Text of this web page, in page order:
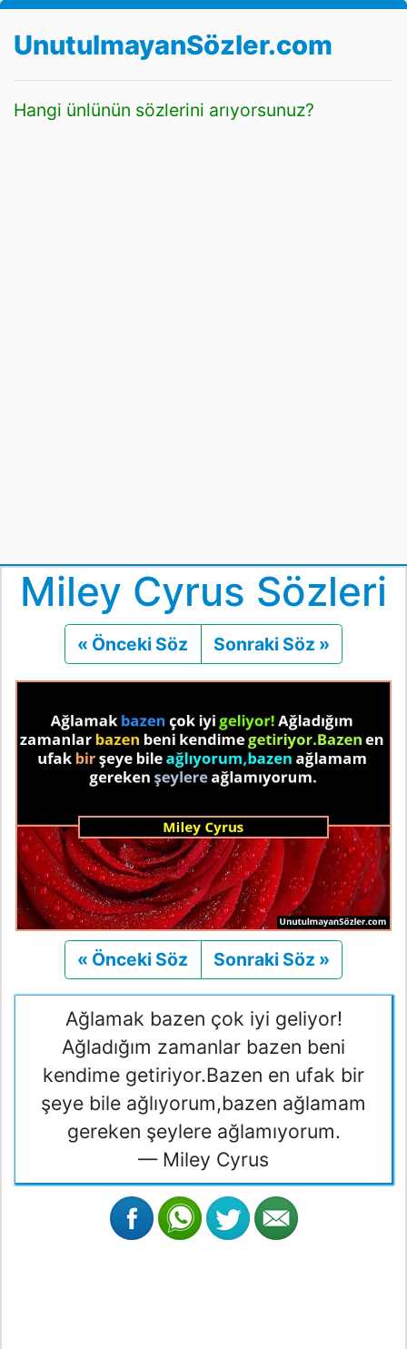
UnutulmayanSözler.com
Hangi ünlünün sözlerini arıyorsunuz?
Miley Cyrus Sözleri
« Önceki Söz Önceki
Sonraki Söz »
« Önceki Söz Önceki
Sonraki Söz »
Ağlamak bazen çok iyi geliyor!
Ağladığım zamanlar bazen beni
kendime getiriyor.Bazen en ufak bir
şeye bile ağlıyorum,bazen ağlamam
gereken şeylere ağlamıyorum.
— Miley Cyrus